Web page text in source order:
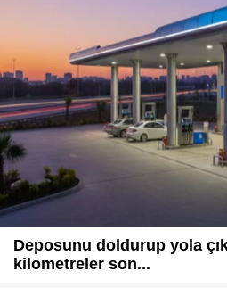
Deposunu doldurup yola
kilometreler son...